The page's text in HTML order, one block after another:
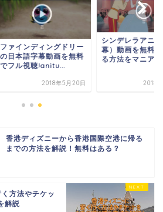
インディングドリー
本語字幕動画を無料
ル視聴!anitu...
2018年5月20日
シンデレラアニメ（
幕）動画を無料で視
る方法をマニアが比
2018年4
香港ディズニーから香港国際空港に帰る
までの方法を解説！無料はある？
方法やチケッ
解説